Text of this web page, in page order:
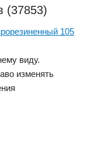
(37853)
виду.
изменять